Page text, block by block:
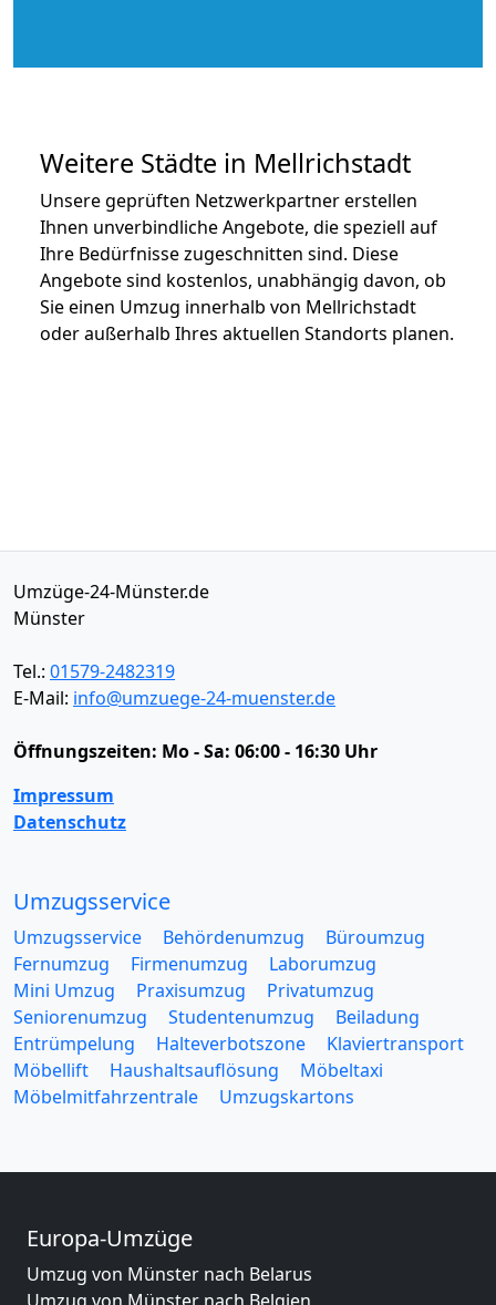
Weitere Städte in Mellrichstadt
Unsere geprüften Netzwerkpartner erstellen
Ihnen unverbindliche Angebote, die speziell auf
Ihre Bedürfnisse zugeschnitten sind. Diese
Angebote sind kostenlos, unabhängig davon, ob
Sie einen Umzug innerhalb von Mellrichstadt
oder außerhalb Ihres aktuellen Standorts planen.
Umzüge-24-Münster.de
Münster
Tel.: 01579-2482319
E-Mail: info@umzuege-24-muenster.de
Öffnungszeiten: Mo - Sa: 06:00 - 16:30 Uhr
Impressum
Datenschutz
Umzugsservice
Umzugsservice Behördenumzug
Büroumzug
Fernumzug
Firmenumzug
Laborumzug
Mini Umzug
Praxisumzug
Privatumzug
Seniorenumzug
Studentenumzug
Beiladung
Entrümpelung
Halteverbotszone
Klaviertransport
Möbellift
Haushaltsauflösung
Möbeltaxi
Möbelmitfahrzentrale
Umzugskartons
Europa-Umzüge
Umzug von Münster nach Belarus
Umzug von Münster nach Belgien